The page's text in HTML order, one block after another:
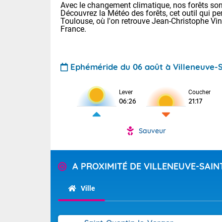
Pour la
Tendance
Avec le changement climatique, nos forêts
Découvrez la Météo des forêts, cet outil qui
Toulouse, où l'on retrouve Jean-Christophe
France.
Ephéméride du 06 août à
Lever
06:26
Coucher
21:17
Sauveur
A PROXIMITÉ DE VILLENEUVE-
Ville
Voici les
28 Lyon :
: 27 Nancy :
31 Lille : 26
Demain :
Calme,
alors que la